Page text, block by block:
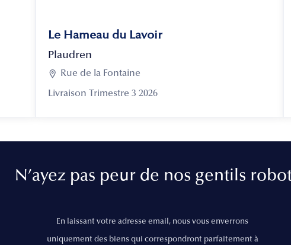
Le Hameau du Lavoir
Plaudren
 Rue de la Fontaine
Livraison Trimestre 3 2026
N’ayez pas peur de nos gentils
En laissant votre adresse email, nous vous enverrons
uniquement des biens qui correspondront parfaitement à